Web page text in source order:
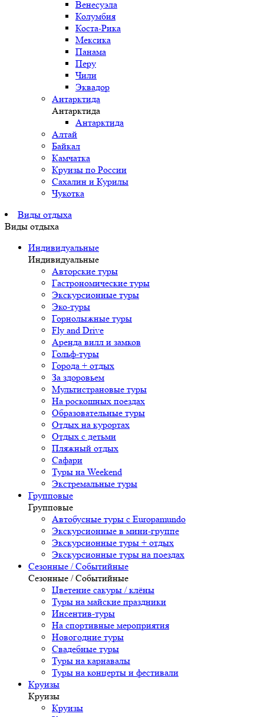
Венесуэла
Колумбия
Коста-Рика
Мексика
Панама
Перу
Чили
Эквадор
Антарктида
Антарктида
Антарктида
Алтай
Байкал
Камчатка
Круизы по России
Сахалин и Курилы
Чукотка
Виды отдыха
Виды отдыха
Индивидуальные
Индивидуальные
Авторские туры
Гастрономические туры
Экскурсионные туры
Эко-туры
Горнолыжные туры
Fly and Drive
Аренда вилл и замков
Гольф-туры
Города + отдых
За здоровьем
Мультистрановые туры
На роскошных поездах
Образовательные туры
Отдых на курортах
Отдых с детьми
Пляжный отдых
Сафари
Туры на Weekend
Экстремальные туры
Групповые
Групповые
Автобусные туры с Europamundo
Экскурсионные в мини-группе
Экскурсионные туры + отдых
Экскурсионные туры на поездах
Сезонные / Событийные
Сезонные / Событийные
Цветение сакуры / клёны
Туры на майские праздники
Инсентив-туры
На спортивные мероприятия
Новогодние туры
Свадебные туры
Туры на карнавалы
Туры на концерты и фестивали
Круизы
Круизы
Круизы